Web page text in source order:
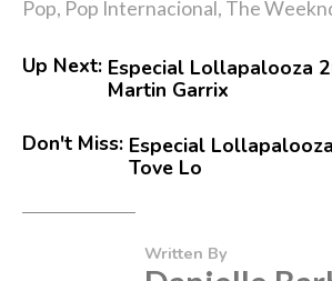
Pop, Pop Internacional, The
Up Next: Especial Lollapalooza
Martin Garrix
Don't Miss: Especial
Tove Lo
Written By